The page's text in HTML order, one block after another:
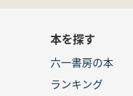
本を探す
六一書房の本
ランキング